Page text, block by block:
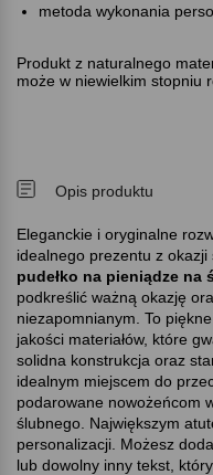
metoda wykonania
Produkt z naturalnego
może w niewielkim stopniu
Opis produktu
Eleganckie i oryginalne
idealnego prezentu z
pudełko na pieniądze na
podkreślić ważną okazję
niezapomnianym. To
jakości materiałów, które
solidna konstrukcja oraz
idealnym miejscem do
podarowane nowożeńcom
ślubnego. Największym
personalizacji. Możesz
lub dowolny inny tekst,